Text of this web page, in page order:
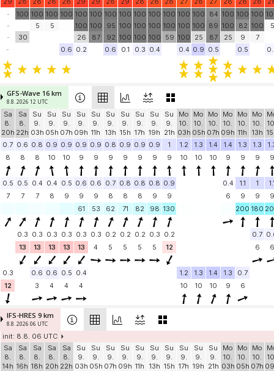
-
-
-
100
30
100
5
100
5
100 100
100
26
100
100
87
100
95
92
100
100
100
100
100
100
100
100
100
100
100
59
100
100
100
100
100
25
84
89
87
100
100
25
100
82
9
100
100
7
5
- 0.6 0.2 0.6 0.1 0.3 0.4 0.4 0.9 0.5 0.5
GFS-Wave 16 km
8.8. 2026 12 UTC
Sa
8.
20h
Sa
8.
22h
Su
9.
03h
Su
9.
05h
Su
9.
07h
Su
9.
09h
Su
9.
11h
Su
9.
13h
Su
9.
15h
Su
9.
17h
Su
9.
19h
Su
9.
21h
Mo
10.
03h
Mo
10.
05h
Mo
10.
07h
Mo
10.
09h
Mo
10.
11h
Mo
10.
13h
0.7 0.6 0.8 0.9 0.9 0.9 0.9 0.8 0.9 0.9 0.9 1 1.2 1.3 1.4 1.4 1.3 1.3
8
8 8 10 10 9 9 9 9 9 9 9 10 10 10 9 9 9 9
0.5 0.5 0.4 0.4 0.5 0.6 0.6 0.7 0.8 0.8 0.8 0.9 0.4 1.1 1
7
7 7 8 9 9 9 8 8 8 9 9 6 9 9
9
61
53 62 71 82 98 130 200 180
0.3 0.3 0.3 0.3 0.3 0.3 0.2 0.2 0.2 0.3 0.2 0.7
13
13 13 13 13 4 5 5 5 5 12 6 6
0.3 0.6 0.6 0.5 0.4 1.2 1.3 1.4 1.3
0.7
12
3 4 4 4 10 10 10 9 6
IFS-HRES 9 km
8.8. 2026 06 UTC
init: 8.8. 06 UTC
Sa
8.
14h
Sa
8.
16h
Sa
8.
18h
Sa
8.
20h
Sa
8.
22h
Su
9.
03h
Su
9.
05h
Su
9.
07h
Su
9.
09h
Su
9.
11h
Su
9.
13h
Su
9.
15h
Su
9.
17h
Su
9.
19h
Su
9.
21h
Mo
10.
03h
Mo
10.
05h
Mo
10.
07h